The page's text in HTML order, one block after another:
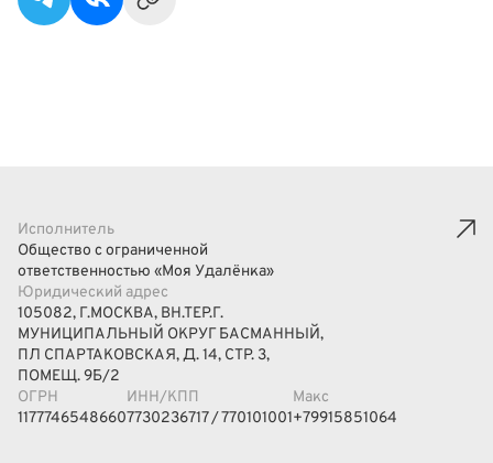
Исполнитель
Общество с ограниченной
ответственностью «Моя Удалёнка»
Юридический адрес
105082, Г.МОСКВА, ВН.ТЕР.Г.
МУНИЦИПАЛЬНЫЙ ОКРУГ БАСМАННЫЙ,
ПЛ СПАРТАКОВСКАЯ, Д. 14, СТР. 3,
ПОМЕЩ. 9Б/2
ОГРН
1177746548660
ИНН/КПП
7730236717 / 770101001
Макс
+79915851064